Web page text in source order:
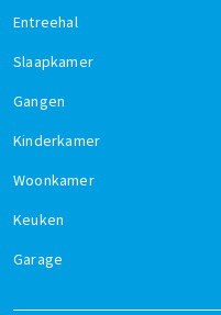
Entreehal
Slaapkamer
Gangen
Kinderkamer
Woonkamer
Keuken
Garage